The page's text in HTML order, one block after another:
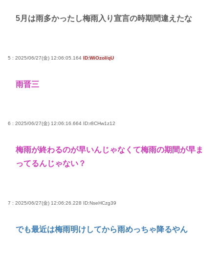
5月は雨多かったし梅雨入り宣言の時期間違えたな
5 : 2025/06/27(金) 12:06:05.164 ID:WiOzoI/qU
雨晋三
6 : 2025/06/27(金) 12:06:16.664 ID:r8CHw1z12
梅雨が終わるのが早いんじゃなくて梅雨の期間が早ま
ってるんじゃない？
7 : 2025/06/27(金) 12:06:26.228 ID:NseHCzg39
でも最近は梅雨明けしてから雨めっちゃ降るやん